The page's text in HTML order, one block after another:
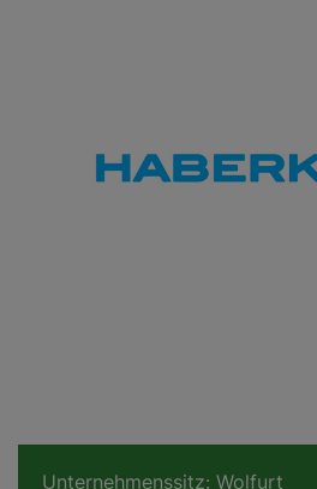
Unternehmenssitz: Wolfurt